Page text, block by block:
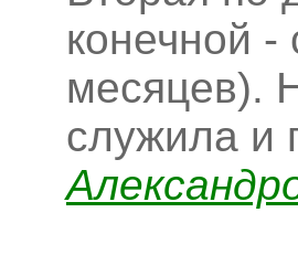
конечной -
месяцев).
служила и